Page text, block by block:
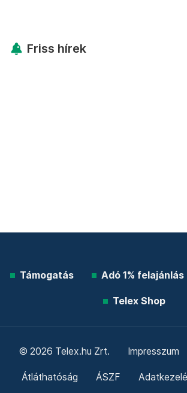
Friss hírek
Támogatás Adó 1% felajánlás
Telex Shop
© 2026 Telex.hu Zrt. Impresszum
Átláthatóság ÁSZF